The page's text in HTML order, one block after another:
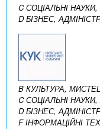
C СОЦІАЛЬНІ
D БІЗНЕС,
B КУЛЬТУРА,
C СОЦІАЛЬНІ
D БІЗНЕС,
F ІНФОРМАЦІЙНІ